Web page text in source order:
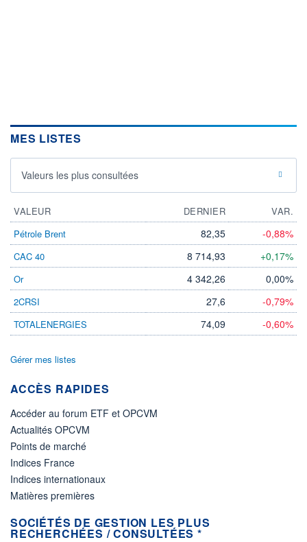
MES LISTES
Valeurs les plus consultées
VALEUR DERNIER
VAR.
Pétrole Brent
82,35 -0,88%
CAC 40 8 714,93 +0,17%
Or 4 342,26 0,00%
2CRSI 27,6 -0,79%
TOTALENERGIES 74,09 -0,60%
Gérer mes listes
ACCÈS RAPIDES
Accéder au forum ETF et OPCVM
Actualités OPCVM
Points de marché
Indices France
Indices internationaux
Matières premières
SOCIÉTÉS DE GESTION LES PLUS
RECHERCHÉES / CONSULTÉES *